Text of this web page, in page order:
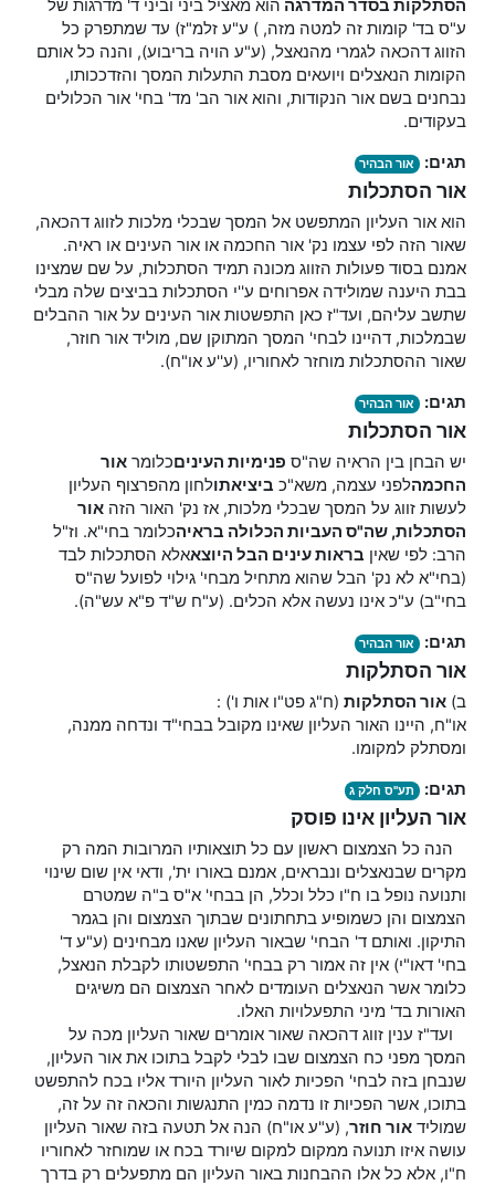
הסתלקות בסדר המדרגה הוא מאציל ביני וביני ד' מדרגות של
ע"ס בד' קומות זה למטה מזה, ) ע"ע זלמ"ז) עד שמתפרק כל
הזווג דהכאה לגמרי מהנאצל, (ע"ע הויה בריבוע), והנה כל אותם
הקומות הנאצלים ויועאים מסבת התעלות המסך והזדככותו,
נבחנים בשם אור הנקודות, והוא אור הב' מד' בחי' אור הכלולים
בעקודים.
תגים: אור הבהיר
אור הסתכלות
הוא אור העליון המתפשט אל המסך שבכלי מלכות לזווג דהכאה,
שאור הזה לפי עצמו נק' אור החכמה או אור העינים או ראיה.
אמנם בסוד פעולות הזווג מכונה תמיד הסתכלות, על שם שמצינו
בבת היענה שמולידה אפרוחים ע''י הסתכלות בביצים שלה מבלי
שתשב עליהם, ועד"ז כאן התפשטות אור העינים על אור ההבלים
שבמלכות, דהיינו לבחי' המסך המתוקן שם, מוליד אור חוזר,
שאור ההסתכלות מוחזר לאחוריו, (ע''ע או"ח).
תגים: אור הבהיר
אור הסתכלות
יש הבחן בין הראיה שה"ס פנימיות העיניםכלומראור
החכמהלפני עצמה, משא"כ ביציאתולחון מהפרצוף העליון
לעשות זווג על המסך שבכלי מלכות, אז נק' האור הזהאור
הסתכלות, שה"ס העביות הכלולה בראיהכלומר בחי"א. וז"ל
הרב: לפי שאין בראות עינים הבל היוצאאלא הסתכלות לבד
(בחי"א לא נק' הבל שהוא מתחיל מבחי' גילוי לפועל שה"ס
בחי"ב) ע"כ אינו נעשה אלא הכלים. (ע"ח ש"ד פ"א עש"ה).
תגים: אור הבהיר
אור הסתלקות
ב)אור הסתלקות (ח"ג פט"ו אות ו') :
או"ח, היינו האור העליון שאינו מקובל בבחי"ד ונדחה ממנה,
ומסתלק למקומו.
תגים: תע"ס חלק ג
אור העליון אינו פוסק
הנה כל הצמצום ראשון עם כל תוצאותיו המרובות המה רק
מקרים שבנאצלים ונבראים, אמנם באורו ית', ודאי אין שום שינוי
ותנועה נופל בו ח"ו כלל וכלל, הן בבחי' א"ס ב"ה שמטרם
הצמצום והן כשמופיע בתחתונים שבתוך הצמצום והן בגמר
התיקון. ואותם ד' הבחי' שבאור העליון שאנו מבחינים (ע"ע ד'
בחי' דאו"י) אין זה אמור רק בבחי' התפשטותו לקבלת הנאצל,
כלומר אשר הנאצלים העומדים לאחר הצמצום הם משיגים
האורות בד' מיני התפעלויות האלו.
ועד"ז ענין זווג דהכאה שאור אומרים שאור העליון מכה על
המסך מפני כח הצמצום שבו לבלי לקבל בתוכו את אור העליון,
שנבחן בזה לבחי' הפכיות לאור העליון היורד אליו בכח להתפשט
בתוכו, אשר הפכיות זו נדמה כמין התנגשות והכאה זה על זה,
שמולידאור חוזר, (ע"ע או"ח) הנה אל תטעה בזה שאור העליון
עושה איזו תנועה ממקום למקום שיורד בכח או שמוחזר לאחוריו
ח"ו, אלא כל אלו ההבחנות באור העליון הם מתפעלים רק בדרך